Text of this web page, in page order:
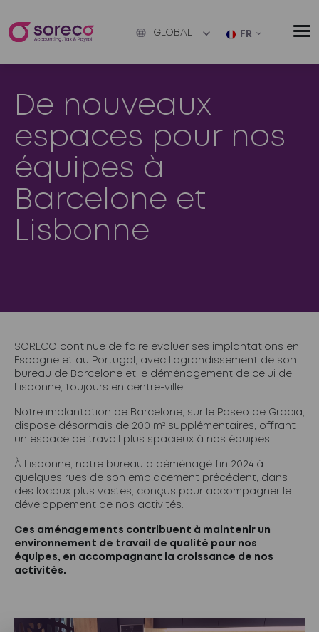
GLOBAL FR
De nouveaux
espaces pour nos
équipes à
Barcelone et
Lisbonne
SORECO continue de faire évoluer ses implantations en
Espagne et au Portugal, avec l’agrandissement de son
bureau de Barcelone et le déménagement de celui de
Lisbonne, toujours en centre-ville.
Notre implantation de Barcelone, sur le Paseo de Gracia,
dispose désormais de 200 m² supplémentaires, offrant
un espace de travail plus spacieux à nos équipes.
À Lisbonne, notre bureau a déménagé fin 2024 à
quelques rues de son emplacement précédent, dans
des locaux plus vastes, conçus pour accompagner le
développement de nos activités.
Ces aménagements contribuent à maintenir un
environnement de travail de qualité pour nos
équipes, en accompagnant la croissance de nos
activités.